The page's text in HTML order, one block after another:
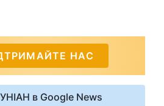
НАС
УНІАН в Google News